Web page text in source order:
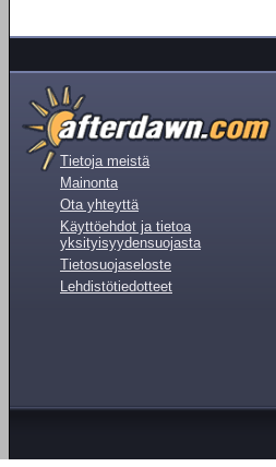
Tietoja meistä
Mainonta
Ota yhteyttä
Käyttöehdot ja tietoa
yksityisyydensuojasta
Tietosuojaseloste
Lehdistötiedotteet